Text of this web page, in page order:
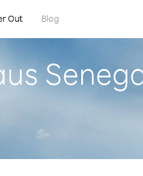
Out Blog